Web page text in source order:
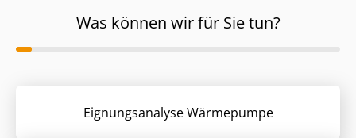
Was können wir für Sie tun?
Eignungsanalyse Wärmepumpe